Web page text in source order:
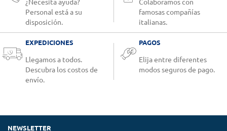
¿Necesita ayuda?
Personal está a su
disposición.
Colaboramos con
famosas compañías
italianas.
EXPEDICIONES
Llegamos a todos.
Descubra los costos de
envío.
PAGOS
Elija entre diferentes
modos seguros de pago.
NEWSLETTER